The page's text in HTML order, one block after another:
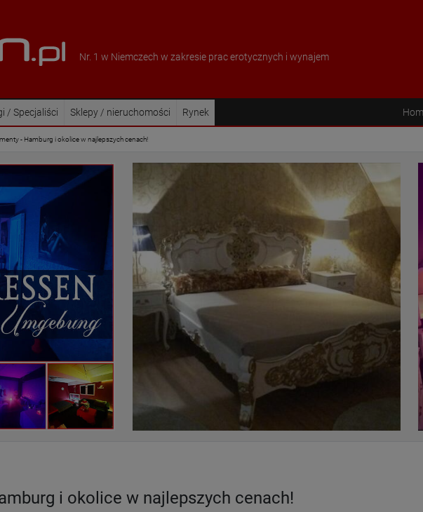
Nr. 1 w Niemczech w zakresie prac erotycznych i wynajem
/ Specjaliści Sklepy / nieruchomości Rynek
- Hamburg i okolice w najlepszych cenach!
i okolice w najlepszych cenach!